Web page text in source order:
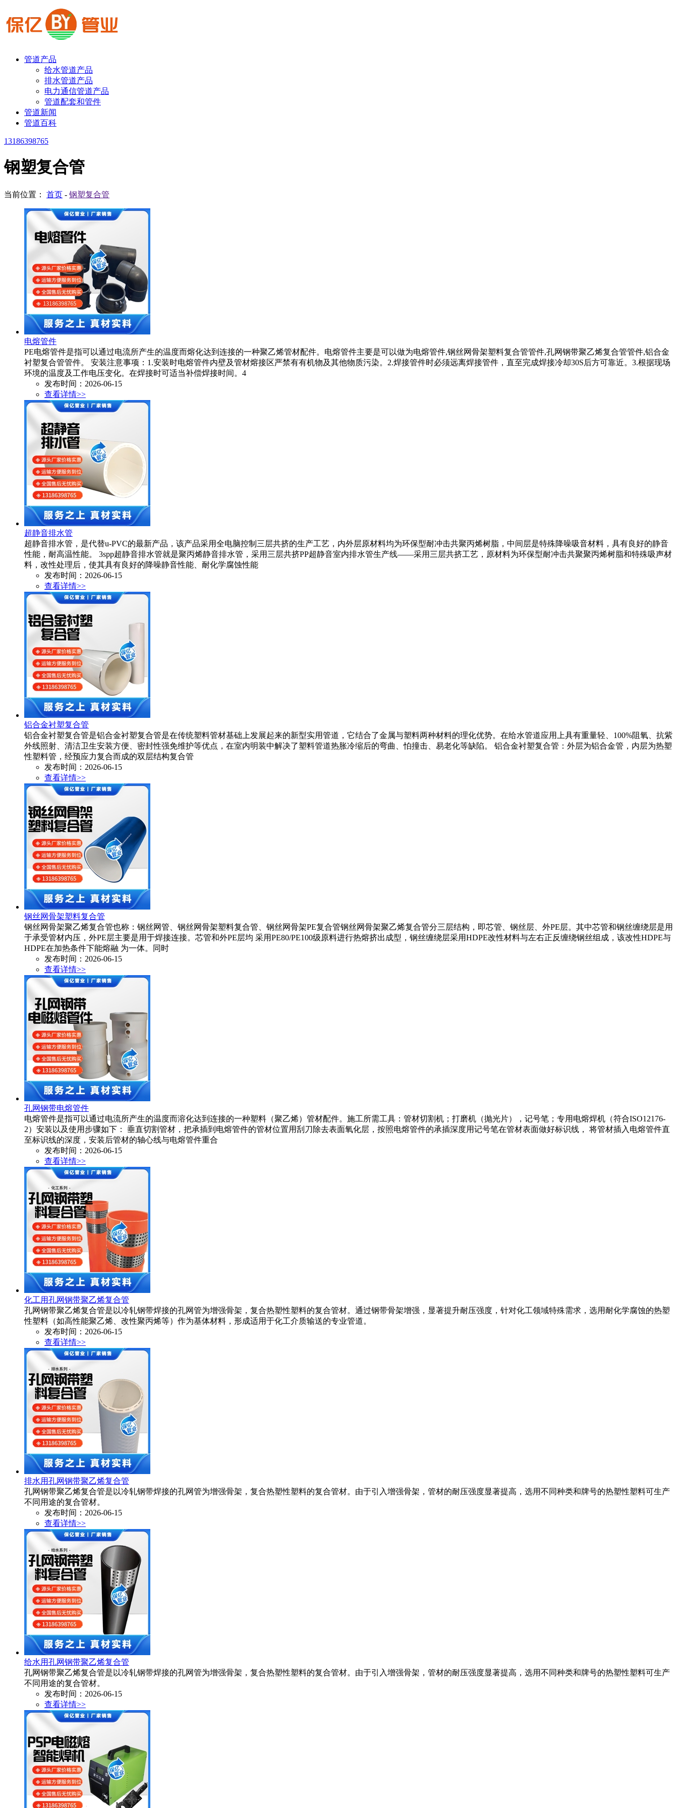
管道产品
给水管道产品
排水管道产品
电力通信管道产品
管道配套和管件
管道新闻
管道百科
13186398765
钢塑复合管
当前位置： 首页 - 钢塑复合管
电熔管件
PE电熔管件是指可以通过电流所产生的温度而熔化达到连接的一种聚乙烯管材配件。电熔管件主要是可以做为电熔管件,钢丝网骨架塑料复合管管件,孔网钢带聚乙烯复合管管件,铝合金
衬塑复合管管件。 安装注意事项：1.安装时电熔管件内壁及管材熔接区严禁有有机物及其他物质污染。2.焊接管件时必须远离焊接管件，直至完成焊接冷却30S后方可靠近。3.根据现场
环境的温度及工作电压变化。在焊接时可适当补偿焊接时间。4
发布时间：2026-06-15
查看详情>>
超静音排水管
超静音排水管，是代替u-PVC的最新产品，该产品采用全电脑控制三层共挤的生产工艺，内外层原材料均为环保型耐冲击共聚丙烯树脂，中间层是特殊降噪吸音材料，具有良好的静音
性能，耐高温性能。 3spp超静音排水管就是聚丙烯静音排水管，采用三层共挤PP超静音室内排水管生产线——采用三层共挤工艺，原材料为环保型耐冲击共聚聚丙烯树脂和特殊吸声材
料，改性处理后，使其具有良好的降噪静音性能、耐化学腐蚀性能
发布时间：2026-06-15
查看详情>>
铝合金衬塑复合管
铝合金衬塑复合管是铝合金衬塑复合管是在传统塑料管材基础上发展起来的新型实用管道，它结合了金属与塑料两种材料的理化优势。在给水管道应用上具有重量轻、100%阻氧、抗紫
外线照射、清洁卫生安装方便、密封性强免维护等优点，在室内明装中解决了塑料管道热胀冷缩后的弯曲、怕撞击、易老化等缺陷。 铝合金衬塑复合管：外层为铝合金管，内层为热塑
性塑料管，经预应力复合而成的双层结构复合管
发布时间：2026-06-15
查看详情>>
钢丝网骨架塑料复合管
钢丝网骨架聚乙烯复合管也称：钢丝网管、钢丝网骨架塑料复合管、钢丝网骨架PE复合管钢丝网骨架聚乙烯复合管分三层结构，即芯管、钢丝层、外PE层。其中芯管和钢丝缠绕层是用
于承受管材内压，外PE层主要是用于焊接连接。芯管和外PE层均 采用PE80/PE100级原料进行热熔挤出成型，钢丝缠绕层采用HDPE改性材料与左右正反缠绕钢丝组成，该改性HDPE与
HDPE在加热条件下能熔融 为一体。同时
发布时间：2026-06-15
查看详情>>
孔网钢带电熔管件
电熔管件是指可以通过电流所产生的温度而溶化达到连接的一种塑料（聚乙烯）管材配件。施工所需工具：管材切割机；打磨机（抛光片），记号笔；专用电熔焊机（符合ISO12176-
2）安装以及使用步骤如下： 垂直切割管材，把承插到电熔管件的管材位置用刮刀除去表面氧化层，按照电熔管件的承插深度用记号笔在管材表面做好标识线， 将管材插入电熔管件直
至标识线的深度，安装后管材的轴心线与电熔管件重合
发布时间：2026-06-15
查看详情>>
化工用孔网钢带聚乙烯复合管
孔网钢带聚乙烯复合管是以冷轧钢带焊接的孔网管为增强骨架，复合热塑性塑料的复合管材。通过钢带骨架增强，显著提升耐压强度，针对化工领域特殊需求，选用耐化学腐蚀的热塑
性塑料（如高性能聚乙烯、改性聚丙烯等）作为基体材料，形成适用于化工介质输送的专业管道。
发布时间：2026-06-15
查看详情>>
排水用孔网钢带聚乙烯复合管
孔网钢带聚乙烯复合管是以冷轧钢带焊接的孔网管为增强骨架，复合热塑性塑料的复合管材。由于引入增强骨架，管材的耐压强度显著提高，选用不同种类和牌号的热塑性塑料可生产
不同用途的复合管材。​
发布时间：2026-06-15
查看详情>>
给水用孔网钢带聚乙烯复合管
孔网钢带聚乙烯复合管是以冷轧钢带焊接的孔网管为增强骨架，复合热塑性塑料的复合管材。由于引入增强骨架，管材的耐压强度显著提高，选用不同种类和牌号的热塑性塑料可生产
不同用途的复合管材。​
发布时间：2026-06-15
查看详情>>